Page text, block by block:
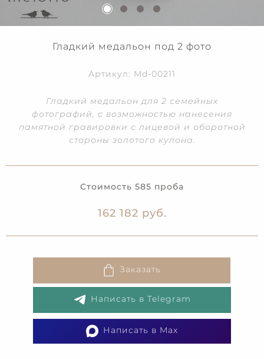
Гладкий медальон под 2 фото
Артикул: Md-00211
Гладкий медальон для 2 семейных
фотографий, с возможностью нанесения
памятной гравировки с лицевой и оборотной
стороны золотого кулона.
Стоимость 585 проба
162 182 руб.
Заказать
Написать в Telegram
Написать в Max